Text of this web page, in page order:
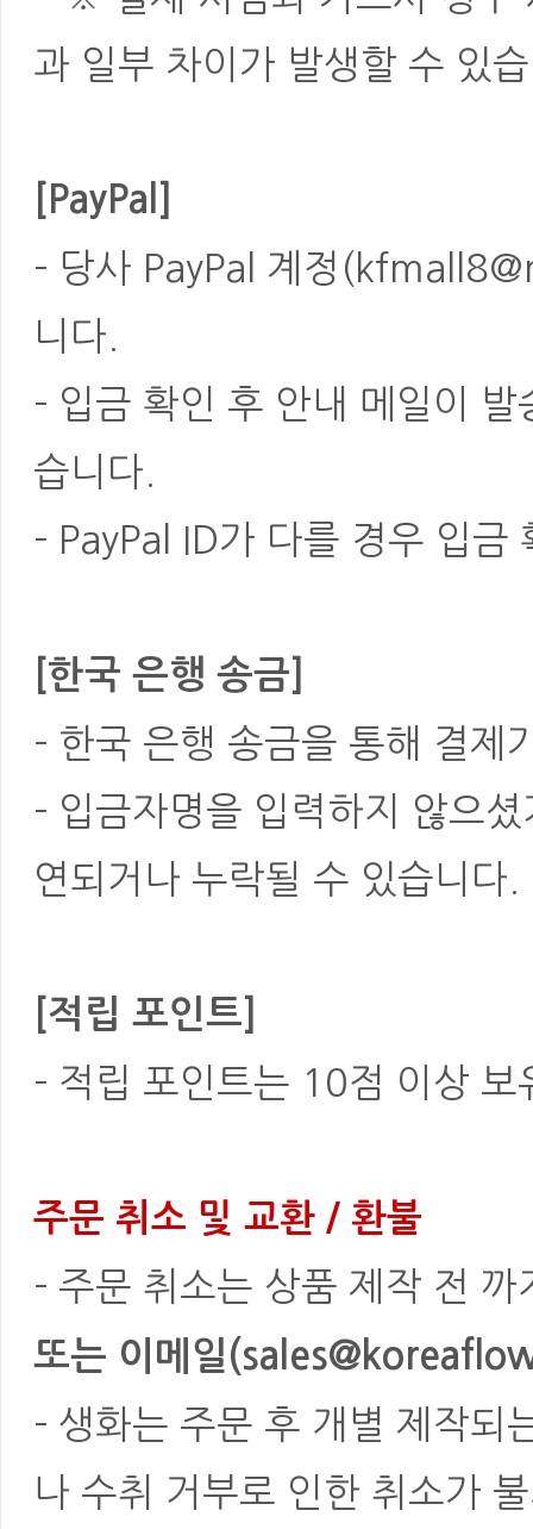
과 일부 차이가 발생할 수 있
[PayPal]
- 당사 PayPal 계정
니다.
- 입금 확인 후 안내 메일이
습니다.
- PayPal ID가 다를 경우 입금
[한국 은행 송금]
- 한국 은행 송금을 통해 결제
- 입금자명을 입력하지 않으
연되거나 누락될 수 있습니다.
[적립 포인트]
- 적립 포인트는 10점 이상
주문 취소 및 교환 / 환불
- 주문 취소는 상품 제작 전
또는 이메일
- 생화는 주문 후 개별 제작되
나 수취 거부로 인한 취소가